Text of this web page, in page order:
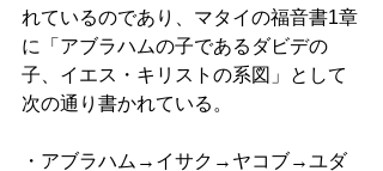
れているのであり、マタイの福音書1章
に「アブラハムの子であるダビデの
子、イエス・キリストの系図」として
次の通り書かれている。
・アブラハム→イサク→ヤコブ→ユダ